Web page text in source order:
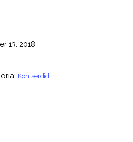
13, 2018
Kontserdid